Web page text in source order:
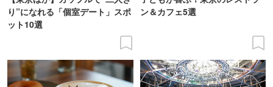
り”になれる「個室デート」スポ
ット10選
ン＆カフェ5選